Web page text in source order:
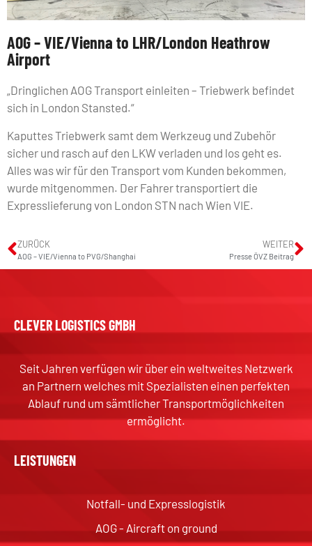
AOG – VIE/Vienna to LHR/London Heathrow
Airport
„Dringlichen AOG Transport einleiten – Triebwerk befindet
sich in London Stansted.“
Kaputtes Triebwerk samt dem Werkzeug und Zubehör
sicher und rasch auf den LKW verladen und los geht es.
Alles was wir für den Transport vom Kunden bekommen,
wurde mitgenommen. Der Fahrer transportiert die
Expresslieferung von London STN nach Wien VIE.
ZURÜCK
AOG – VIE/Vienna to PVG/Shanghai
WEITER
Presse ÖVZ Beitrag
CLEVER LOGISTICS GMBH
Seit Jahren verfügen wir über ein weltweites Netzwerk
an Partnern welches mit Spezialisten einen perfekten
Ablauf rund um sämtlicher Transportmöglichkeiten
ermöglicht.
LEISTUNGEN
Notfall- und Expresslogistik
AOG - Aircraft on ground